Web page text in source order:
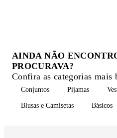
AINDA NÃO
PROCURAVA?
Confira as categorias mais
Conjuntos Pijamas
Blusas e Camisetas Básicos